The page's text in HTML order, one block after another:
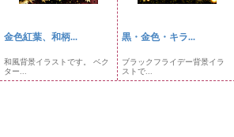
金色紅葉、和柄...
和風背景イラストです。 ベク
ター...
黒・金色・キラ...
ブラックフライデー背景イラ
ストで...